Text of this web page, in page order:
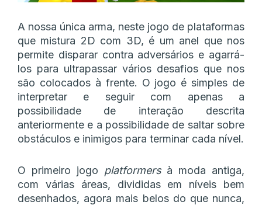
A nossa única arma, neste jogo de plataformas
que mistura 2D com 3D, é um anel que nos
permite disparar contra adversários e agarrá-
los para ultrapassar vários desafios que nos
são colocados à frente. O jogo é simples de
interpretar e seguir com apenas a
possibilidade de interação descrita
anteriormente e a possibilidade de saltar sobre
obstáculos e inimigos para terminar cada nível.
O primeiro jogo platformers à moda antiga,
com várias áreas, divididas em níveis bem
desenhados, agora mais belos do que nunca,